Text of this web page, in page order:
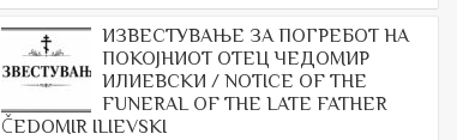
ИЗВЕСТУВАЊЕ ЗА ПОГРЕБОТ НА
ПОКОЈНИОТ ОТЕЦ ЧЕДОМИР
ИЛИЕВСКИ / NOTICE OF THE
FUNERAL OF THE LATE FATHER
ČEDOMIR ILIEVSKI